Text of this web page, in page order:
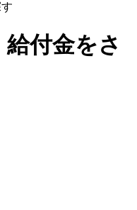
付金をさ